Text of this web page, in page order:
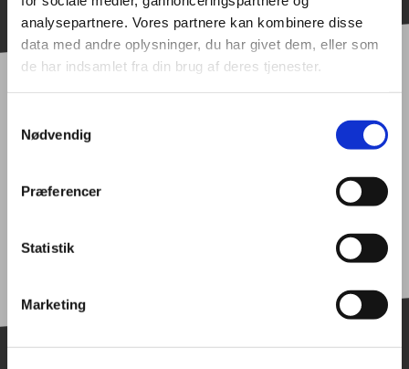
analysepartnere. Vores partnere kan kombinere disse
data med andre oplysninger, du har givet dem, eller som
de har indsamlet fra din brug af deres tjenester.
Nødvendig
Præferencer
Statistik
Marketing
Del denne nyhed